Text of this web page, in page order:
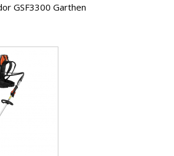
GSF3300 Garthen